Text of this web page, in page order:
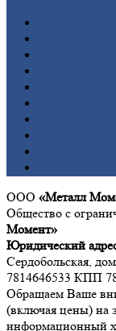
ООО «Металл
Общество с
Момент»
Юридический
Сердобольская,
7814646533 КПП
Обращаем Ваше
(включая цены) на
информационный